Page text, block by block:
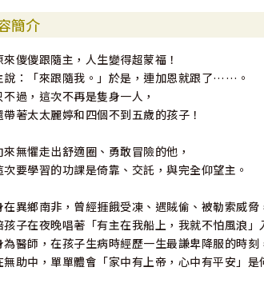
簡介
來儍儍跟隨主，人生變得超蒙福！
說：「來跟隨我。」於是，連加恩就跟了……。
不過，這次不再是隻身一人，
帶著太太麗婷和四個不到五歲的孩子！
來無懼走出舒適圈、勇敢冒險的他，
次要學習的功課是倚靠、交託，與完全仰望主。
在異鄉南非，曾經捱餓受凍、遇賊偷、被勒索威脅
孩子在夜晚唱著「有主在我船上，我就不怕風浪」
為醫師，在孩子生病時經歷一生最謙卑降服的時刻
無助中，單單體會「家中有上帝，心中有平安」是